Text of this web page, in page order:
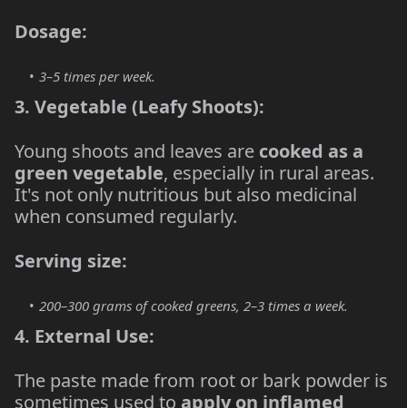
Dosage:
3–5 times per week.
3. Vegetable (Leafy Shoots):
Young shoots and leaves are cooked as a
green vegetable, especially in rural areas.
It's not only nutritious but also medicinal
when consumed regularly.
Serving size:
200–300 grams of cooked greens, 2–3 times a week.
4. External Use:
The paste made from root or bark powder is
sometimes used to apply on inflamed